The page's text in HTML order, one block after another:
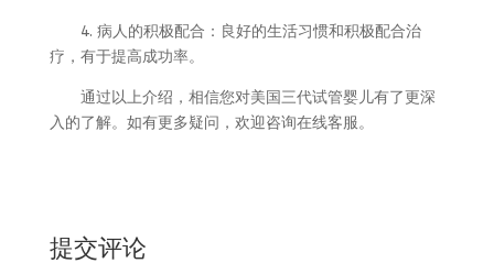
4. 病人的积极配合：良好的生活习惯和积极配合治
疗，有于提高成功率。
通过以上介绍，相信您对美国三代试管婴儿有了更深
入的了解。如有更多疑问，欢迎咨询在线客服。
提交评论